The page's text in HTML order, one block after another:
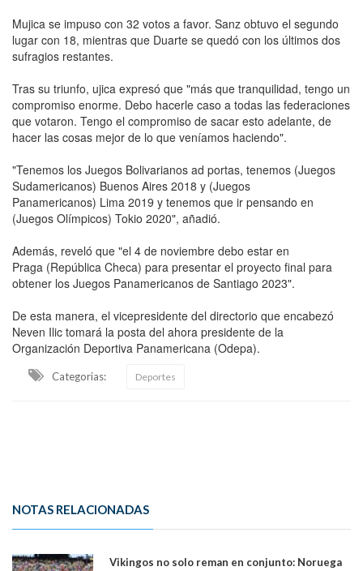
Mujica se impuso con 32 votos a favor. Sanz obtuvo el segundo
lugar con 18, mientras que Duarte se quedó con los últimos dos
sufragios restantes.
Tras su triunfo, ujica expresó que "más que tranquilidad, tengo un
compromiso enorme. Debo hacerle caso a todas las federaciones
que votaron. Tengo el compromiso de sacar esto adelante, de
hacer las cosas mejor de lo que veníamos haciendo".
"Tenemos los Juegos Bolivarianos ad portas, tenemos (Juegos
Sudamericanos) Buenos Aires 2018 y (Juegos
Panamericanos) Lima 2019 y tenemos que ir pensando en
(Juegos Olímpicos) Tokio 2020", añadió.
Además, reveló que "el 4 de noviembre debo estar en
Praga (República Checa) para presentar el proyecto final para
obtener los Juegos Panamericanos de Santiago 2023".
De esta manera, el vicepresidente del directorio que encabezó
Neven Ilic tomará la posta del ahora presidente de la
Organización Deportiva Panamericana (Odepa).
Categorias: Deportes
NOTAS RELACIONADAS
Vikingos no solo reman en conjunto: Noruega